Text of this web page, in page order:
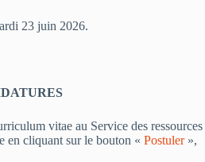
23 juin 2026.
vitae au Service des ressources
en cliquant sur le bouton « Postuler»,